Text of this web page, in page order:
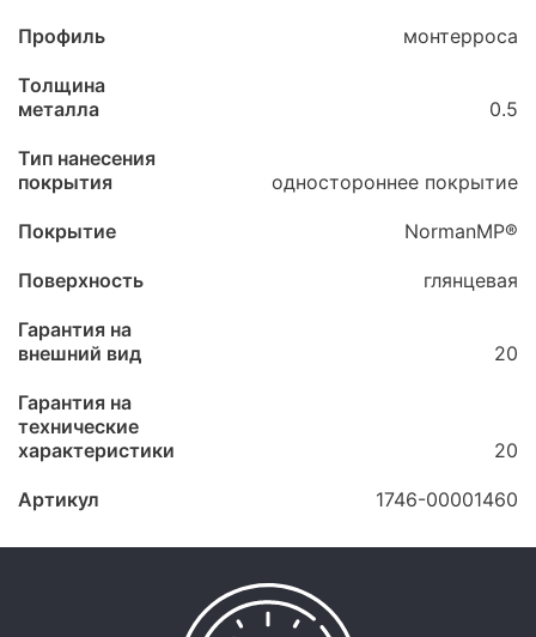
Профиль монтерроса
Толщина
металла
0.5
Тип нанесения
покрытия
одностороннее покрытие
Покрытие NormanMP®
Поверхность глянцевая
Гарантия на
внешний вид
20
Гарантия на
технические
характеристики
20
Артикул 1746-00001460